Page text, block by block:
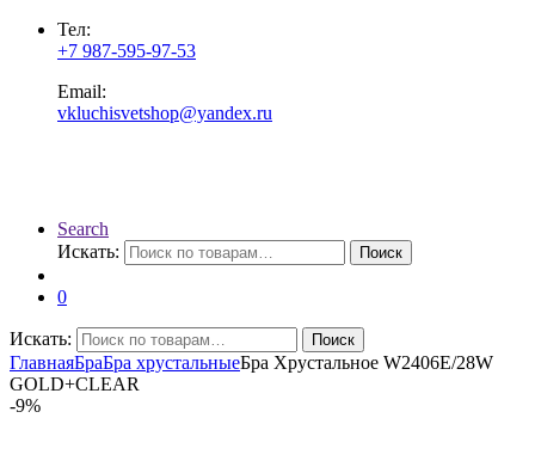
Тел:
+7 987-595-97-53
Email:
vkluchisvetshop@yandex.ru
Search
Искать:
Поиск
0
Искать: Поиск
ГлавнаяБраБра хрустальныеБра Хрустальное W2406E/28W
GOLD+CLEAR
-9%